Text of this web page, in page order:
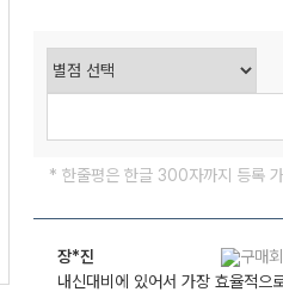
* 한줄평은 한글 300자까지 등록
장*진
내신대비에 있어서 가장 효율적으